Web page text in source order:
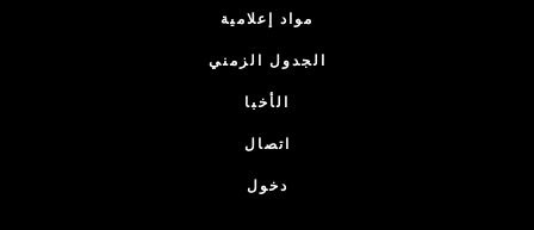
مواد إعلامية
الجدول الزمني
الأخبا
اتصال
دخول